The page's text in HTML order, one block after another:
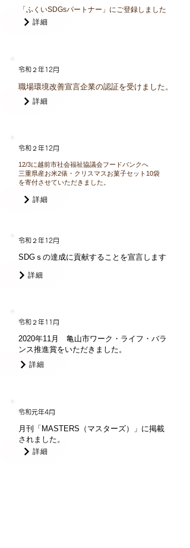
詳細
「ふくいSDGsパートナー」にご登録しました
令和２年12月
詳細
職場環境改善宣言企業の認証を受けました。
令和２年12月
12/3に越前市社会福祉協議会フードバンクへ
三重県産お米2俵・クリスマスお菓子セット10袋
を寄付させていただきました。
詳細
令和２年12月
SDGｓの達成に貢献することを宣言します
詳細
令和２年11月
2020年11月 亀山市ワーク・ライフ・バラ
ンス推進賞をいただきました。
詳細
令和元年4月
月刊「MASTERS（マスターズ）」に掲載
されました。
詳細